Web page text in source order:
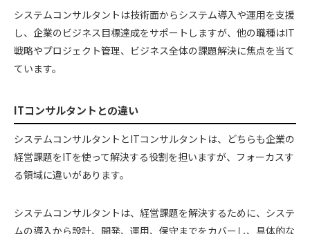
システムコンサルタントは技術面からシステム導入や運用を支援
し、企業のビジネス目標達成をサポートしますが、他の職種はIT
戦略やプロジェクト管理、ビジネス全体の課題解決に焦点を当て
ています。
ITコンサルタントとの違い
システムコンサルタントとITコンサルタントは、どちらも企業の
経営課題をITを使って解決する役割を担いますが、フォーカスす
る領域に違いがあります。
システムコンサルタントは、経営課題を解決するために、システ
ムの導入から設計、開発、運用、保守までをカバーし、具体的な